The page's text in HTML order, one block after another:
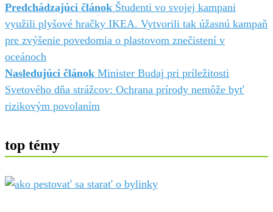
Predchádzajúci článok Študenti vo svojej kampani
využili plyšové hračky IKEA. Vytvorili tak úžasnú kampaň
pre zvýšenie povedomia o plastovom znečistení v
oceánoch
Nasledujúci článok Minister Budaj pri príležitosti
Svetového dňa strážcov: Ochrana prírody nemôže byť
rizikovým povolaním
top témy